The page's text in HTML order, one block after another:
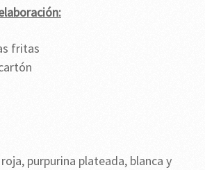
fritas
purpurina plateada, blanca y